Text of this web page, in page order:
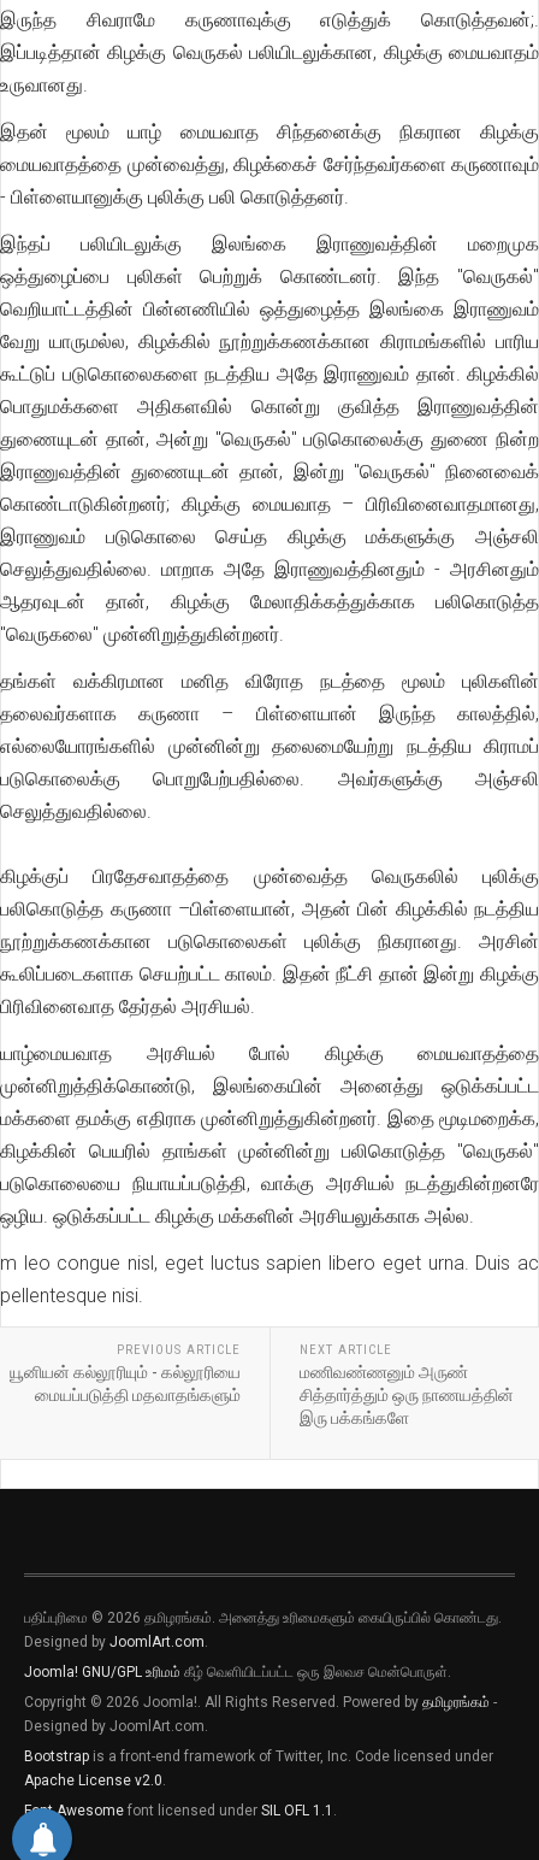
இருந்த சிவராமே கருணாவுக்கு எடுத்துக் கொடுத்தவன்;.
இப்படித்தான் கிழக்கு வெருகல் பலியிடலுக்கான, கிழக்கு மையவாதம்
உருவானது.
இதன் மூலம் யாழ் மையவாத சிந்தனைக்கு நிகரான கிழக்கு
மையவாதத்தை முன்வைத்து, கிழக்கைச் சேர்ந்தவர்களை கருணாவும்
- பிள்ளையானுக்கு புலிக்கு பலி கொடுத்தனர்.
இந்தப் பலியிடலுக்கு இலங்கை இராணுவத்தின் மறைமுக
ஒத்துழைப்பை புலிகள் பெற்றுக் கொண்டனர். இந்த "வெருகல்"
வெறியாட்டத்தின் பின்னணியில் ஒத்துழைத்த இலங்கை இராணுவம்
வேறு யாருமல்ல, கிழக்கில் நூற்றுக்கணக்கான கிராமங்களில் பாரிய
கூட்டுப் படுகொலைகளை நடத்திய அதே இராணுவம் தான். கிழக்கில்
பொதுமக்களை அதிகளவில் கொன்று குவித்த இராணுவத்தின்
துணையுடன் தான், அன்று "வெருகல்" படுகொலைக்கு துணை நின்ற
இராணுவத்தின் துணையுடன் தான், இன்று "வெருகல்" நினைவைக்
கொண்டாடுகின்றனர்; கிழக்கு மையவாத – பிரிவினைவாதமானது,
இராணுவம் படுகொலை செய்த கிழக்கு மக்களுக்கு அஞ்சலி
செலுத்துவதில்லை. மாறாக அதே இராணுவத்தினதும் - அரசினதும்
ஆதரவுடன் தான், கிழக்கு மேலாதிக்கத்துக்காக பலிகொடுத்த
"வெருகலை" முன்னிறுத்துகின்றனர்.
தங்கள் வக்கிரமான மனித விரோத நடத்தை மூலம் புலிகளின்
தலைவர்களாக கருணா – பிள்ளையான் இருந்த காலத்தில்,
எல்லையோரங்களில் முன்னின்று தலைமையேற்று நடத்திய கிராமப்
படுகொலைக்கு பொறுபேற்பதில்லை. அவர்களுக்கு அஞ்சலி
செலுத்துவதில்லை.
கிழக்குப் பிரதேசவாதத்தை முன்வைத்த வெருகலில் புலிக்கு
பலிகொடுத்த கருணா –பிள்ளையான், அதன் பின் கிழக்கில் நடத்திய
நூற்றுக்கணக்கான படுகொலைகள் புலிக்கு நிகரானது. அரசின்
கூலிப்படைகளாக செயற்பட்ட காலம். இதன் நீட்சி தான் இன்று கிழக்கு
பிரிவினைவாத தேர்தல் அரசியல்.
யாழ்மையவாத அரசியல் போல் கிழக்கு மையவாதத்தை
முன்னிறுத்திக்கொண்டு, இலங்கையின் அனைத்து ஒடுக்கப்பட்ட
மக்களை தமக்கு எதிராக முன்னிறுத்துகின்றனர். இதை மூடிமறைக்க,
கிழக்கின் பெயரில் தாங்கள் முன்னின்று பலிகொடுத்த "வெருகல்"
படுகொலையை நியாயப்படுத்தி, வாக்கு அரசியல் நடத்துகின்றனரே
ஒழிய. ஒடுக்கப்பட்ட கிழக்கு மக்களின் அரசியலுக்காக அல்ல.
m leo congue nisl, eget luctus sapien libero eget urna. Duis ac
pellentesque nisi.
PREVIOUS ARTICLE
யூனியன் கல்லூரியும் - கல்லூரியை
மையப்படுத்தி மதவாதங்களும்
NEXT ARTICLE
மணிவண்ணனும் அருண்
சித்தார்த்தும் ஒரு நாணயத்தின்
இரு பக்கங்களே
பதிப்புரிமை © 2026 தமிழரங்கம். அனைத்து உரிமைகளும் கையிருப்பில் கொண்டது.
Designed by JoomlArt.com.
Joomla! GNU/GPL உரிமம் கீழ் வெளியிடப்பட்ட ஒரு இலவச மென்பொருள்.
Copyright © 2026 Joomla!. All Rights Reserved. Powered by தமிழரங்கம் -
Designed by JoomlArt.com.
Bootstrap is a front-end framework of Twitter, Inc. Code licensed under
Apache License v2.0.
Font Awesome font licensed under SIL OFL 1.1 .
புதிய இடுகைகளுக்கான அறிவிப்புகளை
பெறவிரும்பின் விருப்பு அழுத்தியை அழுத்தி
தெரிவிக்கவும்
புதிய இடுகைகளுக்கான அறிவிப்புகளை
பெறவிரும்பின் விருப்பு அழுத்தியை அழுத்தி
தெரிவிக்கவும்